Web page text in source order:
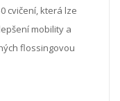
cvičení, která lze
mobility a
flossingovou